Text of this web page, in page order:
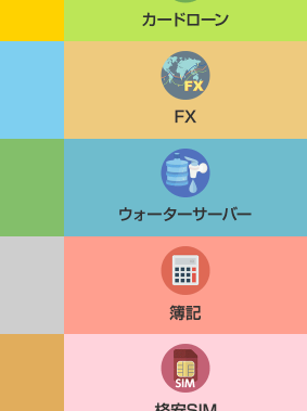
FX
ウォーターサーバー
簿記
格安SIM